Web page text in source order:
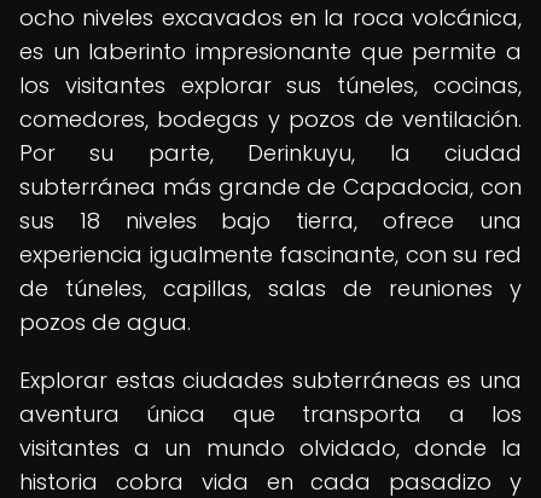
ocho niveles excavados en la roca volcánica,
es un laberinto impresionante que permite a
los visitantes explorar sus túneles, cocinas,
comedores, bodegas y pozos de ventilación.
Por su parte, Derinkuyu, la ciudad
subterránea más grande de Capadocia, con
sus 18 niveles bajo tierra, ofrece una
experiencia igualmente fascinante, con su red
de túneles, capillas, salas de reuniones y
pozos de agua.
Explorar estas ciudades subterráneas es una
aventura única que transporta a los
visitantes a un mundo olvidado, donde la
historia cobra vida en cada pasadizo y